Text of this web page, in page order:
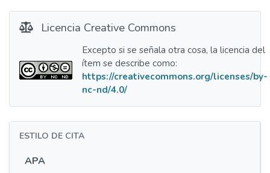
Licencia Creative Commons
Excepto si se señala otra cosa, la licencia del
ítem se describe como:
https://creativecommons.org/licenses/by-
nc-nd/4.0/
ESTILO DE CITA
APA